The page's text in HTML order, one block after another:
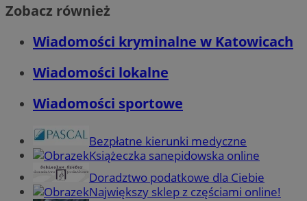
Zobacz również
Wiadomości kryminalne w Katowicach
Wiadomości lokalne
Wiadomości sportowe
Bezpłatne kierunki medyczne
Książeczka sanepidowska online
Doradztwo podatkowe dla Ciebie
Największy sklep z częściami online!